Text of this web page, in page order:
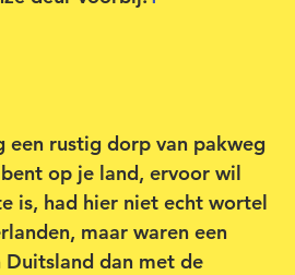
een rustig dorp van pakweg
op je land, ervoor wil
is, had hier niet echt wortel
maar waren een
dan met de